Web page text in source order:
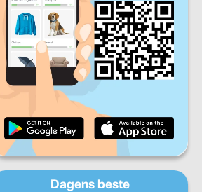
Daglige fremskritt
Månedlige fremskritt
Samlet fremgang
Dagens beste